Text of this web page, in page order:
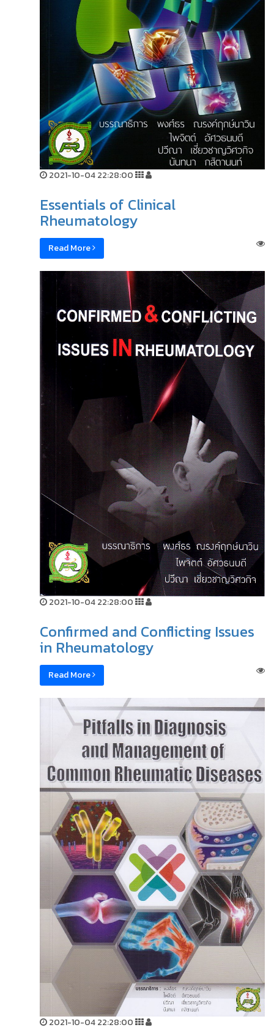
2021-10-04 22:28:00
Essentials of Clinical
Rheumatology
Read More
2021-10-04 22:28:00
Confirmed and Conflicting Issues
in Rheumatology
Read More
2021-10-04 22:28:00